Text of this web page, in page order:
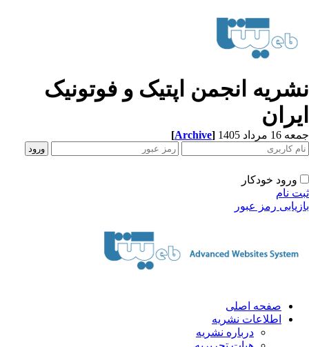
انجمن اپتیک و فوتونیک
مرداد 1405 [Archive]
ورود خودکار
نام
رمز عبور
صفحه اصلی
اطلاعات نشریه
درباره نشریه